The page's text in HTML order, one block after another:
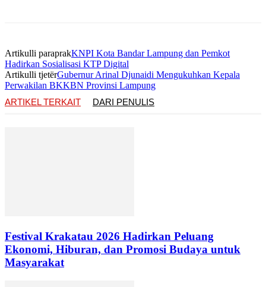
Artikulli paraprakKNPI Kota Bandar Lampung dan Pemkot
Hadirkan Sosialisasi KTP Digital
Artikulli tjetërGubernur Arinal Djunaidi Mengukuhkan Kepala
Perwakilan BKKBN Provinsi Lampung
ARTIKEL TERKAIT
DARI PENULIS
Festival Krakatau 2026 Hadirkan Peluang
Ekonomi, Hiburan, dan Promosi Budaya untuk
Masyarakat